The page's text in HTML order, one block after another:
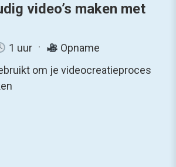
video’s maken met
1 uur
Opname
om je videocreatieproces